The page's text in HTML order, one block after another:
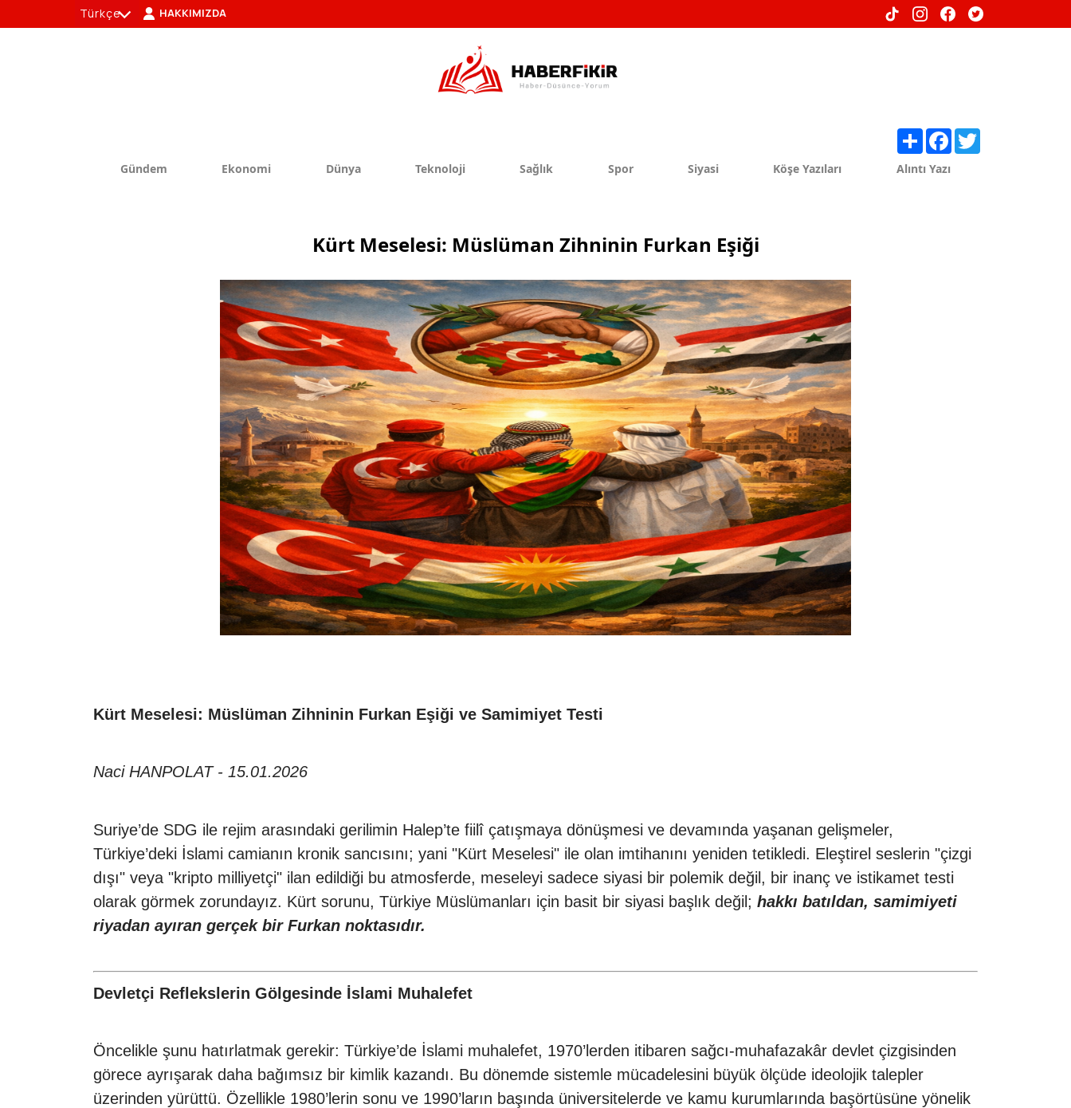
Gündem Ekonomi Dünya Teknoloji Sağlık Spor Siyasi Köşe Yazıları Alıntı Yazı
Kürt Meselesi: Müslüman Zihninin Furkan Eşiği
Kürt Meselesi: Müslüman Zihninin Furkan Eşiği ve Samimiyet Testi
Naci HANPOLAT - 15.01.2026
Suriye’de SDG ile rejim arasındaki gerilimin Halep’te fiilî çatışmaya dönüşmesi ve devamında yaşanan gelişmeler,
Türkiye’deki İslami camianın kronik sancısını; yani "Kürt Meselesi" ile olan imtihanını yeniden tetikledi. Eleştirel seslerin "çizgi
dışı" veya "kripto milliyetçi" ilan edildiği bu atmosferde, meseleyi sadece siyasi bir polemik değil, bir inanç ve istikamet testi
olarak görmek zorundayız. Kürt sorunu, Türkiye Müslümanları için basit bir siyasi başlık değil; hakkı batıldan, samimiyeti
riyadan ayıran gerçek bir Furkan noktasıdır.
Devletçi Reflekslerin Gölgesinde İslami Muhalefet
Öncelikle şunu hatırlatmak gerekir: Türkiye’de İslami muhalefet, 1970’lerden itibaren sağcı-muhafazakâr devlet çizgisinden
görece ayrışarak daha bağımsız bir kimlik kazandı. Bu dönemde sistemle mücadelesini büyük ölçüde ideolojik talepler
üzerinden yürüttü. Özellikle 1980’lerin sonu ve 1990’ların başında üniversitelerde ve kamu kurumlarında başörtüsüne yönelik
Share Facebook
Türkçe
HAKKIMIZDA